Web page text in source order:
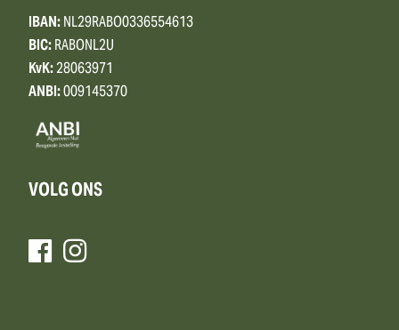
IBAN:NL29RABO0336554613
BIC:RABONL2U
KvK:28063971
ANBI:009145370
VOLG ONS